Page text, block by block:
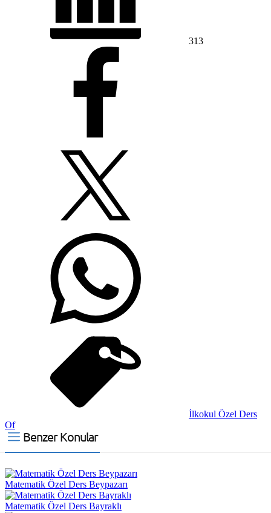
313
İlkokul Özel Ders
Of
Benzer Konular
Matematik Özel Ders Beypazarı
Matematik Özel Ders Bayraklı